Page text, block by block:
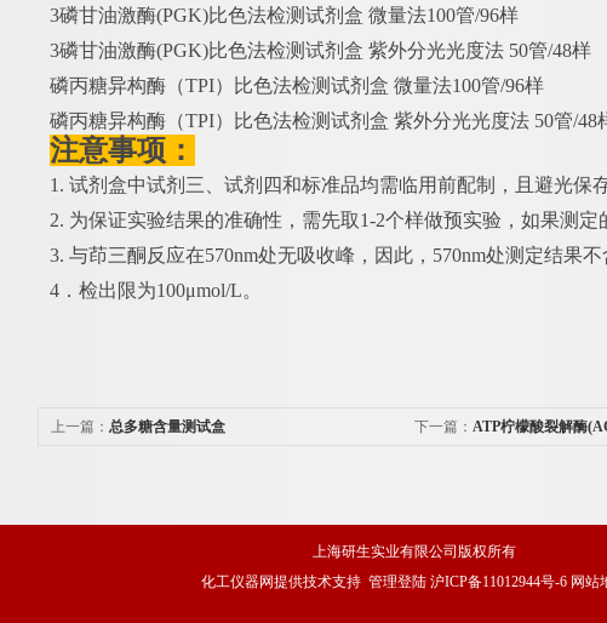
3磷甘油激酶(PGK)比色法检测试剂盒 微量法100管/96样
3磷甘油激酶(PGK)比色法检测试剂盒 紫外分光光度法 50管/48样
磷丙糖异构酶（TPI）比色法检测试剂盒 微量法100管/96样
磷丙糖异构酶（TPI）比色法检测试剂盒 紫外分光光度法 50管/48
注意事项：
1. 试剂盒中试剂三、试剂四和标准品均需临用前配制，且避光保
2. 为保证实验结果的准确性，需先取1-2个样做预实验，如果测
3. 与茚三酮反应在570nm处无吸收峰，因此，570nm处测定结果不
4．检出限为100μmol/L。
上一篇： 总多糖含量测试盒 下一篇： ATP柠檬酸裂解酶
上海研生实业有限公司版权所有
化工仪器网提供技术支持 管理登陆 沪ICP备11012944号-6 网站